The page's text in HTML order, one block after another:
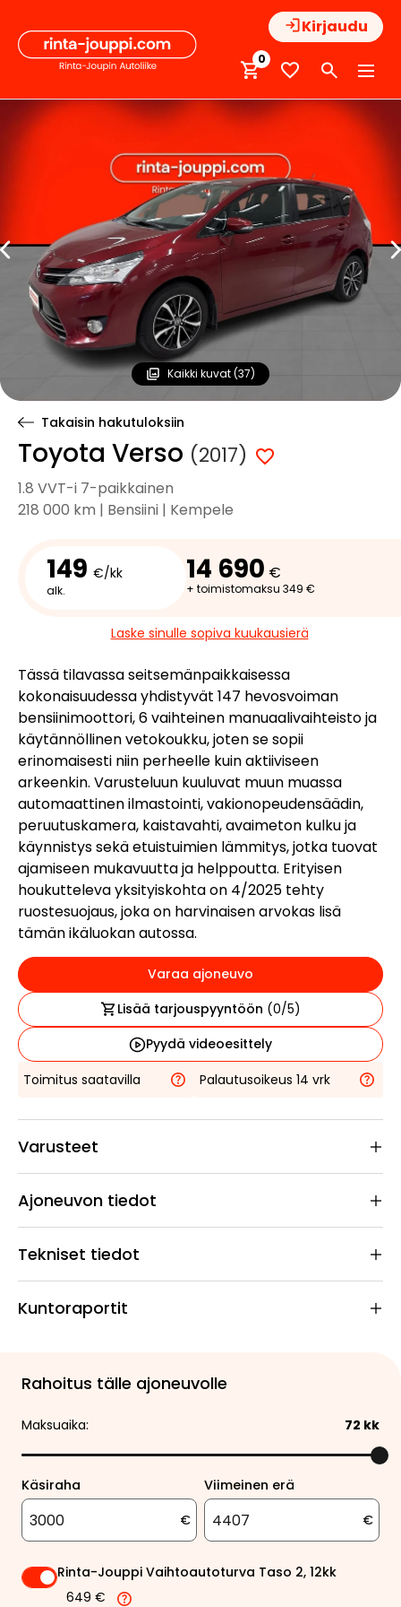
sisältöön
Kirjaudu
0
Kaikki kuvat (37)
Takaisin hakutuloksiin
Toyota Verso (2017)
1.8 VVT-i 7-paikkainen
218 000 km | Bensiini | Kempele
149 €/kk
alk.
14 690 €
+ toimistomaksu 349 €
Laske sinulle sopiva kuukausierä
Tässä tilavassa seitsemänpaikkaisessa
kokonaisuudessa yhdistyvät 147 hevosvoiman
bensiinimoottori, 6 vaihteinen manuaalivaihteisto ja
käytännöllinen vetokoukku, joten se sopii
erinomaisesti niin perheelle kuin aktiiviseen
arkeenkin. Varusteluun kuuluvat muun muassa
automaattinen ilmastointi, vakionopeudensäädin,
peruutuskamera, kaistavahti, avaimeton kulku ja
käynnistys sekä etuistuimien lämmitys, jotka tuovat
ajamiseen mukavuutta ja helppoutta. Erityisen
houkutteleva yksityiskohta on 4/2025 tehty
ruostesuojaus, joka on harvinaisen arvokas lisä
tämän ikäluokan autossa.
Varaa ajoneuvo
Lisää tarjouspyyntöön (0/5)
Pyydä videoesittely
Toimitus saatavilla
Palautusoikeus 14 vrk
Varusteet
Ajoneuvon tiedot
Tekniset tiedot
Kuntoraportit
Rahoitus tälle ajoneuvolle
Maksuaika: 72 kk
Käsiraha
€
Viimeinen erä
€
Rinta-Jouppi Vaihtoautoturva Taso 2, 12kk
649 €